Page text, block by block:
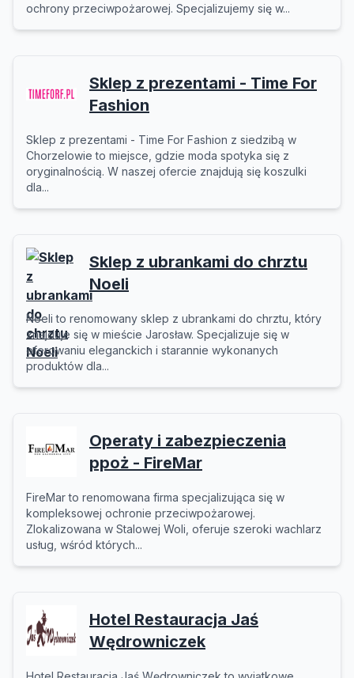
ochrony przeciwpożarowej. Specjalizujemy się w...
Sklep z prezentami - Time For
Fashion
Sklep z prezentami - Time For Fashion z siedzibą w
Chorzelowie to miejsce, gdzie moda spotyka się z
oryginalnością. W naszej ofercie znajdują się koszulki
dla...
Sklep z ubrankami do chrztu
Noeli
Noeli to renomowany sklep z ubrankami do chrztu, który
znajduje się w mieście Jarosław. Specjalizuje się w
oferowaniu eleganckich i starannie wykonanych
produktów dla...
Operaty i zabezpieczenia
ppoż - FireMar
FireMar to renomowana firma specjalizująca się w
kompleksowej ochronie przeciwpożarowej.
Zlokalizowana w Stalowej Woli, oferuje szeroki wachlarz
usług, wśród których...
Hotel Restauracja Jaś
Wędrowniczek